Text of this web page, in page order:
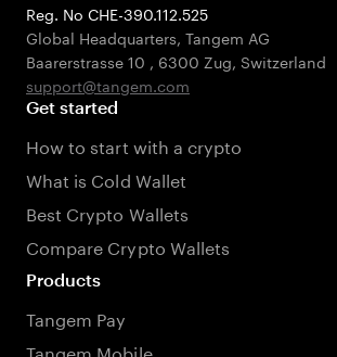
Reg. No CHE-390.112.525
Global Headquarters, Tangem AG
Baarerstrasse 10 , 6300 Zug, Switzerland
support@tangem.com
Get started
How to start with a crypto
What is Cold Wallet
Best Crypto Wallets
Compare Crypto Wallets
Products
Tangem Pay
Tangem Mobile